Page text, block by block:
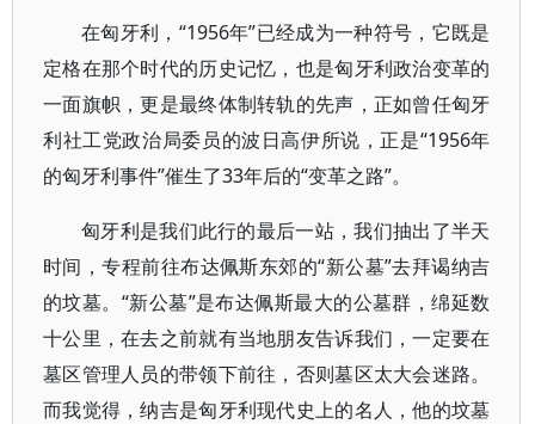
在匈牙利，“1956年”已经成为一种符号，它既是
定格在那个时代的历史记忆，也是匈牙利政治变革的
一面旗帜，更是最终体制转轨的先声，正如曾任匈牙
利社工党政治局委员的波日高伊所说，正是“1956年
的匈牙利事件”催生了33年后的“变革之路”。
匈牙利是我们此行的最后一站，我们抽出了半天
时间，专程前往布达佩斯东郊的“新公墓”去拜谒纳吉
的坟墓。“新公墓”是布达佩斯最大的公墓群，绵延数
十公里，在去之前就有当地朋友告诉我们，一定要在
墓区管理人员的带领下前往，否则墓区太大会迷路。
而我觉得，纳吉是匈牙利现代史上的名人，他的坟墓